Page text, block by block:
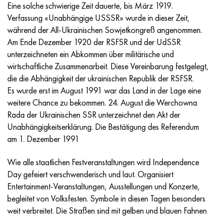
Eine solche schwierige Zeit dauerte, bis März 1919.
Verfassung «Unabhängige USSSR» wurde in dieser Zeit,
während der All-Ukrainischen Sowjetkongreß angenommen.
Am Ende Dezember 1920 der RSFSR und der UdSSR
unterzeichneten ein Abkommen über militärische und
wirtschaftliche Zusammenarbeit. Diese Vereinbarung festgelegt,
die die Abhängigkeit der ukrainischen Republik der RSFSR.
Es wurde erst im August 1991 war das Land in der Lage eine
weitere Chance zu bekommen. 24. August die Werchowna
Rada der Ukrainischen SSR unterzeichnet den Akt der
Unabhängigkeitserklärung. Die Bestätigung des Referendum
am 1. Dezember 1991
Wie alle staatlichen Festveranstaltungen wird Independence
Day gefeiert verschwenderisch und laut. Organisiert
Entertainment-Veranstaltungen, Ausstellungen und Konzerte,
begleitet von Volksfesten. Symbole in diesen Tagen besonders
weit verbreitet. Die Straßen sind mit gelben und blauen Fahnen
Incotherm
Incotest
Jethete M152
Kobalt 6B
Martensitaushärtung 250
Renee 41
Martensitaushärtung 350
MP35N
47ND
47NHR
49KF
49K2F/49K2FA-VI
50H
50NP
52H
52K12F
HN62VMYUT
HN62MVKYU
HN63MB
HN65VM
HN65VMTYU
HN67MVTYU
HN68VMTYUK-VD
HN70VMTYU
VT-35
PT-1M
PT-3V
PT-7M
2V
SPT-2 Schweißdraht
3М
TL3
1.4466 - aisi 310MoLn
Legierung Al6xn
15-7Ph® - 1.4532
PH 13-8 Mo - 1.4534
1.4542 - 17-4Ph®.
Custom 455® - 1.4543 - uns s45500
1.4548 - 17-4Ph®.
1.4550 - aisi 347
10H17N13М3Т
10H18N18YU4D
11H11N2V2МF
12H18N9Т
13H11N2V2МF
15H11MF
15H12N2МVFAB
15H16К5N2МVFAB
2.0872, CuNi10Fe1Mn, Cw352h
Silicium-Aluminium-Bronze
CW301G, C64200
Siliciumbronze
C65500, CuAl11Fe3
C65620, CuSi3Fe2Zn3
Zinn-Blei-Bronze
c92200, CuSn6Zn4Pb2
Rotmessing
C84400, CuSn2ZnPb
C83600, CuSn5ZnPb
45G2, 45g2, aisi 1144
Baustahl legiert
10g2, 10g2, aisi 1513
12X2H4A,15NiCr13, 1.5752
АS14, 11SMnPb30
20G, 20mn5
20HМ, 24CrMo5, 20hm
25HGM, 20CrMo5, 1.7264
R6M5, 1.3343, hs6-5-2, sw7m
R6M5K5, 1.3243, hs6-5-2-5
R6М5F3, 1.3344, hs6-5-3
R9М4К8,1.3207
R12F3, 1.3318, sw12
R18, 1.3355, hs18-0-1, sw18
U10,1.1645, C105W1
11G12, 110G13L, X120Mn12